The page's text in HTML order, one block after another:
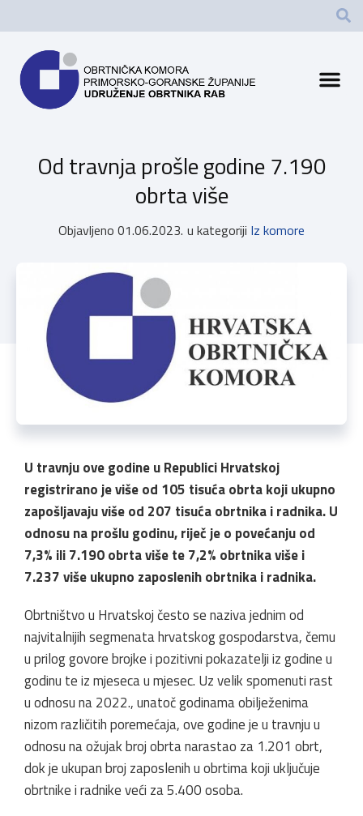
Od travnja prošle godine 7.190
obrta više
Objavljeno 01.06.2023. u kategoriji Iz komore
U travnju ove godine u Republici Hrvatskoj
registrirano je više od 105 tisuća obrta koji ukupno
zapošljavaju više od 207 tisuća obrtnika i radnika. U
odnosu na prošlu godinu, riječ je o povećanju od
7,3% ili 7.190 obrta više te 7,2% obrtnika više i
7.237 više ukupno zaposlenih obrtnika i radnika.
Obrtništvo u Hrvatskoj često se naziva jednim od
najvitalnijih segmenata hrvatskog gospodarstva, čemu
u prilog govore brojke i pozitivni pokazatelji iz godine u
godinu te iz mjeseca u mjesec. Uz velik spomenuti rast
u odnosu na 2022., unatoč godinama obilježenima
nizom različitih poremećaja, ove godine je u travnju u
odnosu na ožujak broj obrta narastao za 1.201 obrt,
dok je ukupan broj zaposlenih u obrtima koji uključuje
obrtnike i radnike veći za 5.400 osoba.